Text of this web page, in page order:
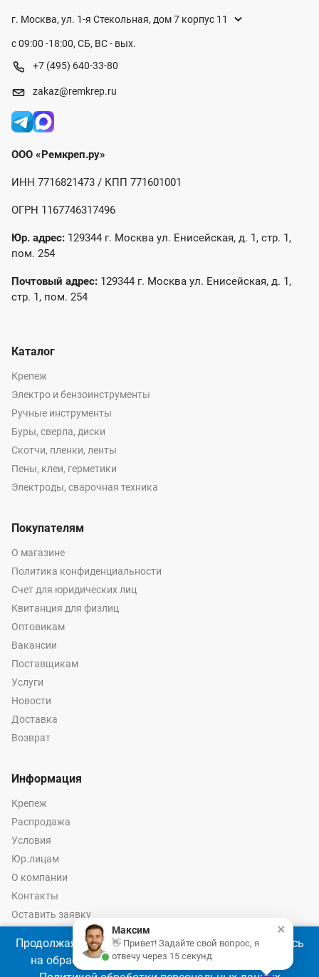
г. Москва, ул. 1-я Стекольная, дом 7 корпус 11
с 09:00 -18:00, СБ, ВС - вых.
+7 (495) 640-33-80
zakaz@remkrep.ru
ООО «Ремкреп.ру»
ИНН 7716821473 / КПП 771601001
ОГРН 1167746317496
Юр. адрес: 129344 г. Москва ул. Енисейская, д. 1, стр. 1,
пом. 254
Почтовый адрес: 129344 г. Москва ул. Енисейская, д. 1,
стр. 1, пом. 254
Каталог
Крепеж
Электро и бензоинструменты
Ручные инструменты
Буры, сверла, диски
Скотчи, пленки, ленты
Пены, клеи, герметики
Электроды, сварочная техника
Покупателям
О магазине
Политика конфиденциальности
Счет для юридических лиц
Квитанция для физлиц
Оптовикам
Вакансии
Поставщикам
Услуги
Новости
Доставка
Возврат
Информация
Крепеж
Распродажа
Условия
Юр.лицам
О компании
Контакты
Оставить заявку
Калькулятор крепежа
Продолжая использовать наш сайт, Вы соглашаетесь
на обработку файлов cookie 🍪 в соответствии с
×
Максим
👋 Привет! Задайте свой вопрос, я
отвечу через 15 секунд